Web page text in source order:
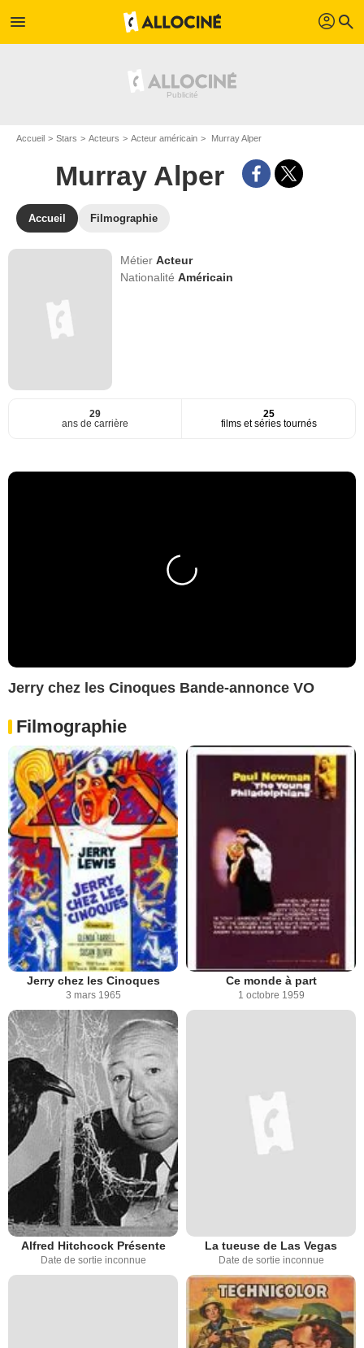
menu profil search
Accueil Stars Acteurs Acteur américain Murray Alper
Murray Alper
Accueil Filmographie
MétierActeur
NationalitéAméricain
29
ans de carrière
25
films et séries tournés
Jerry chez les Cinoques Bande-annonce VO
Filmographie
Jerry chez les Cinoques
3 mars 1965
Ce monde à part
1 octobre 1959
Alfred Hitchcock Présente
Date de sortie inconnue
La tueuse de Las Vegas
Date de sortie inconnue